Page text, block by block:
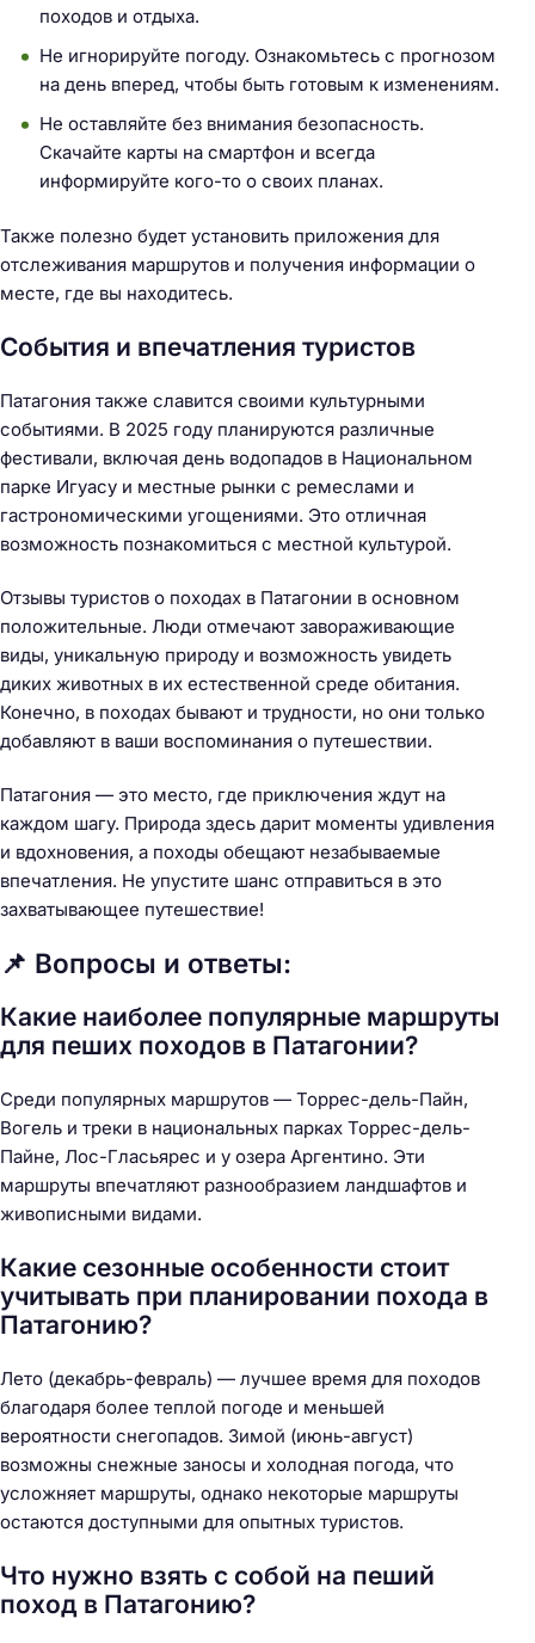
походов и отдыха.
Не игнорируйте погоду. Ознакомьтесь с прогнозом
на день вперед, чтобы быть готовым к изменениям.
Не оставляйте без внимания безопасность.
Скачайте карты на смартфон и всегда
информируйте кого-то о своих планах.
Также полезно будет установить приложения для
отслеживания маршрутов и получения информации о
месте, где вы находитесь.
События и впечатления туристов
Патагония также славится своими культурными
событиями. В 2025 году планируются различные
фестивали, включая день водопадов в Национальном
парке Игуасу и местные рынки с ремеслами и
гастрономическими угощениями. Это отличная
возможность познакомиться с местной культурой.
Отзывы туристов о походах в Патагонии в основном
положительные. Люди отмечают завораживающие
виды, уникальную природу и возможность увидеть
диких животных в их естественной среде обитания.
Конечно, в походах бывают и трудности, но они только
добавляют в ваши воспоминания о путешествии.
Патагония — это место, где приключения ждут на
каждом шагу. Природа здесь дарит моменты удивления
и вдохновения, а походы обещают незабываемые
впечатления. Не упустите шанс отправиться в это
захватывающее путешествие!
📌 Вопросы и ответы:
Какие наиболее популярные маршруты
для пеших походов в Патагонии?
Среди популярных маршрутов — Торрес-дель-Пайн,
Вогель и треки в национальных парках Торрес-дель-
Пайне, Лос-Гласьярес и у озера Аргентино. Эти
маршруты впечатляют разнообразием ландшафтов и
живописными видами.
Какие сезонные особенности стоит
учитывать при планировании похода в
Патагонию?
Лето (декабрь-февраль) — лучшее время для походов
благодаря более теплой погоде и меньшей
вероятности снегопадов. Зимой (июнь-август)
возможны снежные заносы и холодная погода, что
усложняет маршруты, однако некоторые маршруты
остаются доступными для опытных туристов.
Что нужно взять с собой на пеший
поход в Патагонию?
Н
а
й
т
и
: